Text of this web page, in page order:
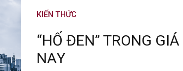
KIẾN THỨC
“HỐ ĐEN” TRONG
NAY